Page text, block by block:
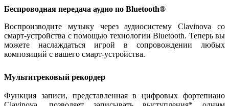
Беспроводная передача аудио по Bluetooth®
Воспроизводите музыку через аудиосистему Clavinova со
смарт-устройства с помощью технологии Bluetooth. Теперь вы
можете наслаждаться игрой в сопровождении любых
композиций с вашего смарт-устройства.
Мультитрековый рекордер
Функция записи, представленная в цифровых фортепиано